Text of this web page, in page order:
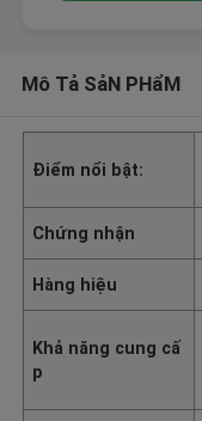
Mô Tả SảN PHẩM
Điểm nổi bật:
Chứng nhận
Hàng hiệu
Khả năng cung cấ
p